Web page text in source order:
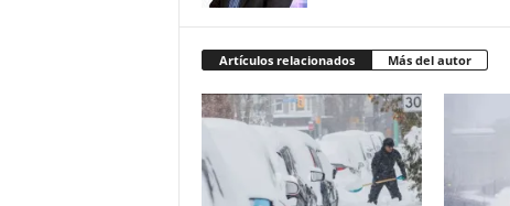
Artículos relacionados Más del autor